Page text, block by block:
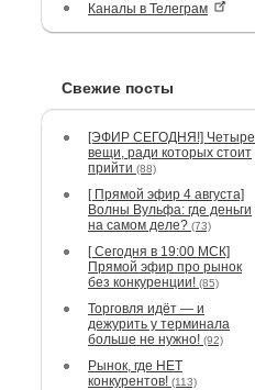
Каналы в Телеграм
Свежие посты
[ЭФИР СЕГОДНЯ!] Четыре
вещи, ради которых стоит
прийти (88)
[ Прямой эфир 4 августа]
Волны Вульфа: где деньги
на самом деле? (73)
[ Сегодня в 19:00 МСК]
Прямой эфир про рынок
без конкуренции! (85)
Торговля идёт — и
дежурить у терминала
больше не нужно! (92)
Рынок, где НЕТ
конкурентов! (113)